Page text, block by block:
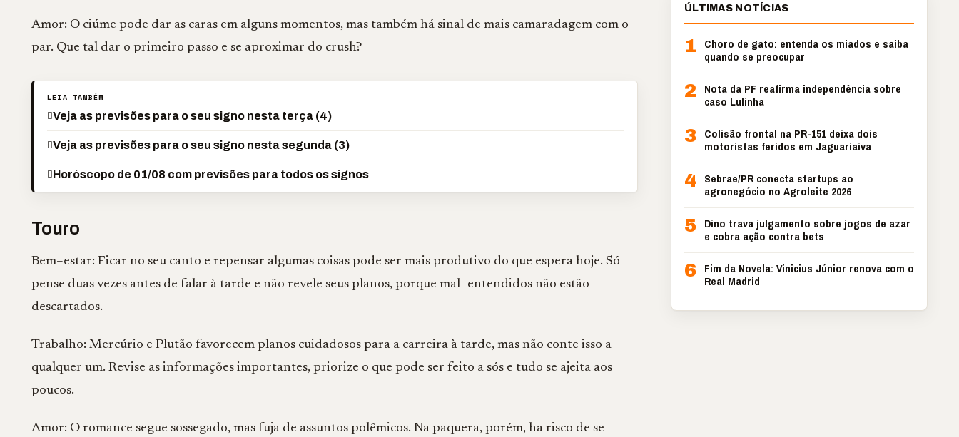
Amor: O ciúme pode dar as caras em alguns momentos, mas também há sinal de mais camaradagem com o
par. Que tal dar o primeiro passo e se aproximar do crush?
LEIA TAMBÉM
Veja as previsões para o seu signo nesta terça (4)
Veja as previsões para o seu signo nesta segunda (3)
Horóscopo de 01/08 com previsões para todos os signos
Touro
Bem–estar: Ficar no seu canto e repensar algumas coisas pode ser mais produtivo do que espera hoje. Só
pense duas vezes antes de falar à tarde e não revele seus planos, porque mal–entendidos não estão
descartados.
Trabalho: Mercúrio e Plutão favorecem planos cuidadosos para a carreira à tarde, mas não conte isso a
qualquer um. Revise as informações importantes, priorize o que pode ser feito a sós e tudo se ajeita aos
poucos.
Amor: O romance segue sossegado, mas fuja de assuntos polêmicos. Na paquera, porém, ha risco de se
ÚLTIMAS NOTÍCIAS
1
Choro de gato: entenda os miados e saiba
quando se preocupar
2
Nota da PF reafirma independência sobre
caso Lulinha
3 Colisão frontal na PR-151 deixa dois
motoristas feridos em Jaguariaíva
4 Sebrae/PR conecta startups ao
agronegócio no Agroleite 2026
5 Dino trava julgamento sobre jogos de azar
e cobra ação contra bets
6 Fim da Novela: Vinicius Júnior renova com o
Real Madrid